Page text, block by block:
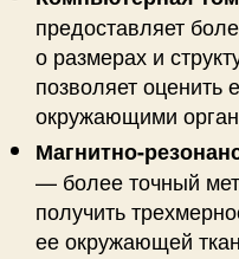
предоставляет
о размерах и
позволяет оценить
окружающими
Магнитно-
— более точный
получить
ее окружающей